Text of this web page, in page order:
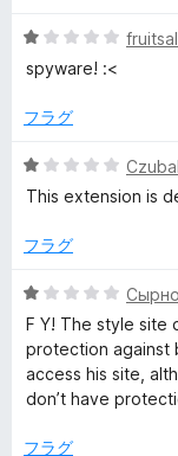
5
段
中
の
評
spyware! :<
フラグ
5
段
中
の
評
This extension is
フラグ
5
段
階
中
1
評
F Y! The style site
protection against
access his site,
don’t have
フラグ